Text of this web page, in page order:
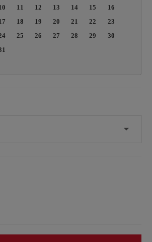
11 12 13 14 15
16
18 19 20 21 22
23
25 26 27 28 29
30